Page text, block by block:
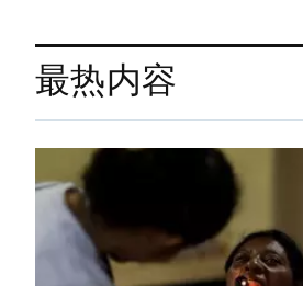
最热内容